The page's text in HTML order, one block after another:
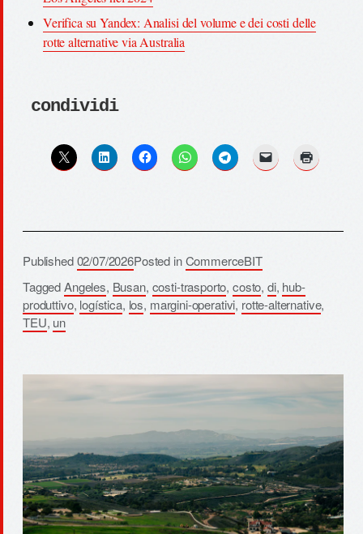
Verifica su Yandex: Analisi del volume e dei costi delle
rotte alternative via Australia
condividi
Published02/07/2026Posted inCommerceBIT
TaggedAngeles, Busan, costi-trasporto,costo, di, hub-
produttivo, logística, los, margini-operativi, rotte-alternative,
TEU, un